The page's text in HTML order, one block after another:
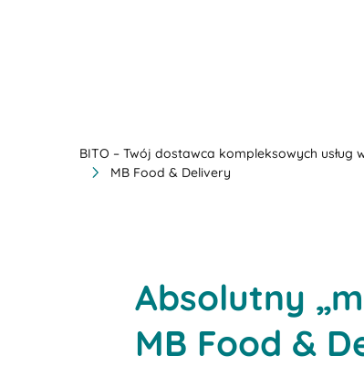
BITO – Twój dostawca kompleksowych
MB Food & Delivery
Absolutny
MB Food &